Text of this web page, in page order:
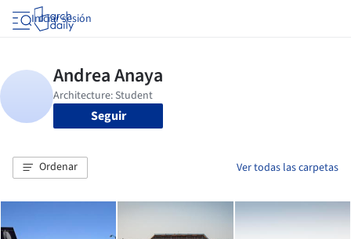
Iniciar sesión
Seguir
Ordenar Ver todas las carpetas